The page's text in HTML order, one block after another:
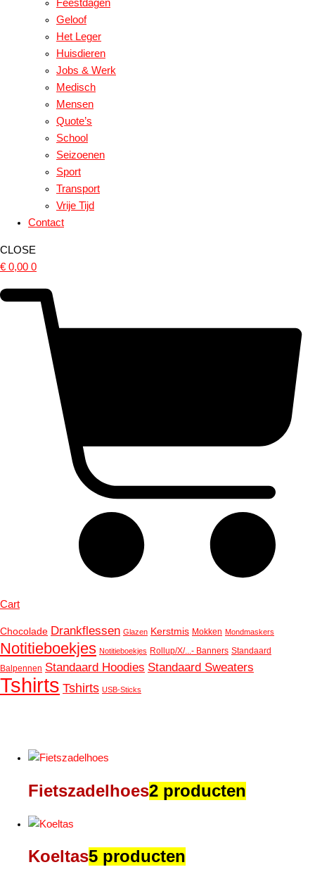
Feestdagen
Geloof
Het Leger
Huisdieren
Jobs & Werk
Medisch
Mensen
Quote’s
School
Seizoenen
Sport
Transport
Vrije Tijd
Contact
CLOSE
€ 0,00 0
Cart
Chocolade Drankflessen Glazen Kerstmis Mokken Mondmaskers
Notitieboekjes Notitieboekjes Rollup/X/...- Banners Standaard
Balpennen Standaard Hoodies Standaard Sweaters
Tshirts Tshirts USB-Sticks
Fietszadelhoes2 producten
Koeltas5 producten